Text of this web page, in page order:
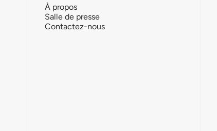
À propos
Salle de presse
Contactez-nous